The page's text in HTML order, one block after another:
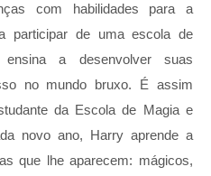
com habilidades para a
participar de uma escola de
a desenvolver suas
no mundo bruxo. É assim
da Escola de Magia e
novo ano, Harry aprende a
que lhe aparecem: mágicos,